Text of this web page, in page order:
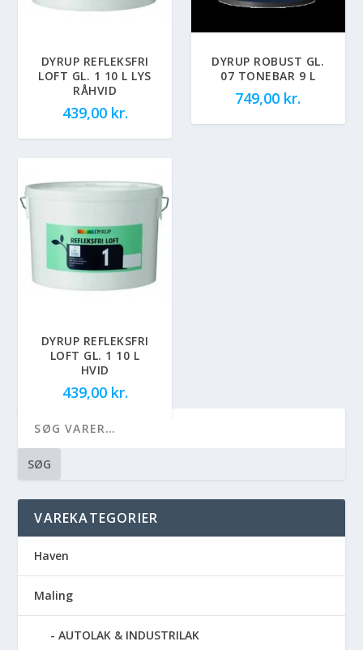
DYRUP REFLEKSFRI
LOFT GL. 1 10 L LYS
RÅHVID
439,00 kr.
DYRUP ROBUST GL.
07 TONEBAR 9 L
749,00 kr.
DYRUP REFLEKSFRI
LOFT GL. 1 10 L
HVID
439,00 kr.
SØG
VAREKATEGORIER
Haven
Maling
AUTOLAK & INDUSTRILAK